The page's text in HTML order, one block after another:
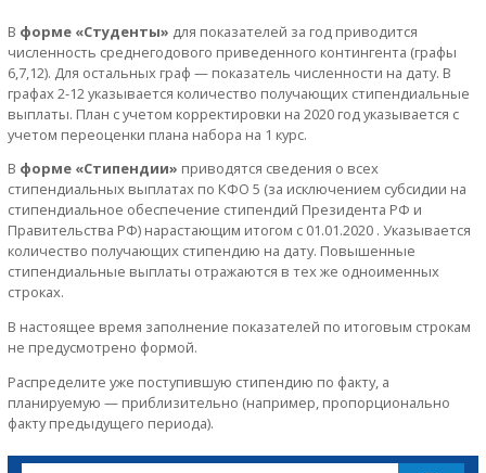
В форме «Студенты» для показателей за год приводится
численность среднегодового приведенного контингента (графы
6,7,12). Для остальных граф — показатель численности на дату. В
графах 2-12 указывается количество получающих стипендиальные
выплаты. План с учетом корректировки на 2020 год указывается с
учетом переоценки плана набора на 1 курс.
В форме «Стипендии» приводятся сведения о всех
стипендиальных выплатах по КФО 5 (за исключением субсидии на
стипендиальное обеспечение стипендий Президента РФ и
Правительства РФ) нарастающим итогом с 01.01.2020 . Указывается
количество получающих стипендию на дату. Повышенные
стипендиальные выплаты отражаются в тех же одноименных
строках.
В настоящее время заполнение показателей по итоговым строкам
не предусмотрено формой.
Распределите уже поступившую стипендию по факту, а
планируемую — приблизительно (например, пропорционально
факту предыдущего периода).